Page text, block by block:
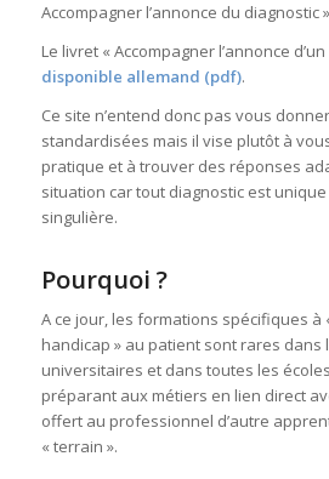
Accompagner l’annonce du diagnostic
Le livret « Accompagner l’annonce
disponible allemand (pdf).
Ce site n’entend donc pas vous
standardisées mais il vise plutôt à
pratique et à trouver des réponses
situation car tout diagnostic est
singulière.
Pourquoi ?
A ce jour, les formations spécifiques à
handicap » au patient sont rares dans
universitaires et dans toutes les
préparant aux métiers en lien direct
offert au professionnel d’autre
« terrain ».